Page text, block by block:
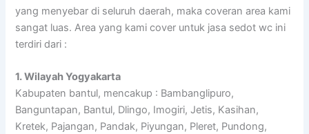
yang menyebar di seluruh daerah, maka coveran area kami
sangat luas. Area yang kami cover untuk jasa sedot wc ini
terdiri dari :
1. Wilayah Yogyakarta
Kabupaten bantul, mencakup : Bambanglipuro,
Banguntapan, Bantul, Dlingo, Imogiri, Jetis, Kasihan,
Kretek, Pajangan, Pandak, Piyungan, Pleret, Pundong,